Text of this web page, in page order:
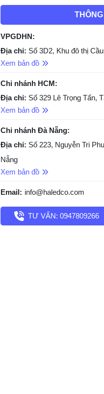
VPGDHN:
Địa chỉ: Số 3D2, Khu đô thị
Xem bản đồ
Chi nhánh HCM:
Địa chỉ: Số 329 Lê Trọng Tấn,
Xem bản đồ
Chi nhánh Đà Nẵng:
Địa chỉ: Số 223, Nguyễn Tri
Nẵng
Xem bản đồ
Email: info@haledco.com
TƯ VẤN: 0947809266